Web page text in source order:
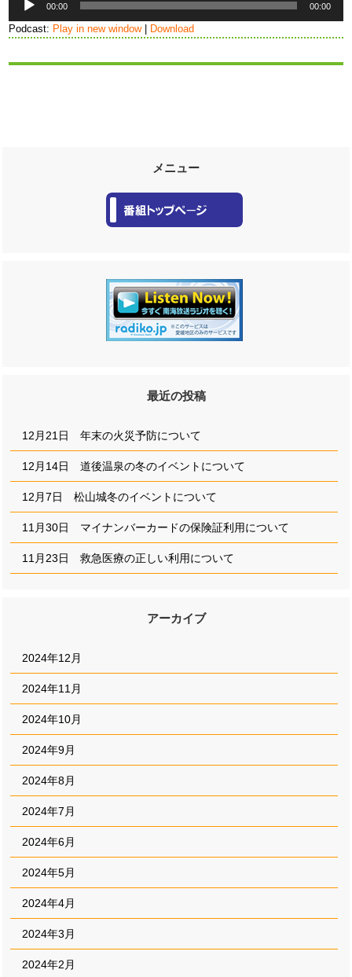
メニュー
最近の投稿
12月21日 年末の火災予防について
12月14日 道後温泉の冬のイベントについて
12月7日 松山城冬のイベントについて
11月30日 マイナンバーカードの保険証利用について
11月23日 救急医療の正しい利用について
アーカイブ
2024年12月
2024年11月
2024年10月
2024年9月
2024年8月
2024年7月
2024年6月
2024年5月
2024年4月
2024年3月
2024年2月
プ
レ
00:00 00:00
Podcast: Play in new window| Download